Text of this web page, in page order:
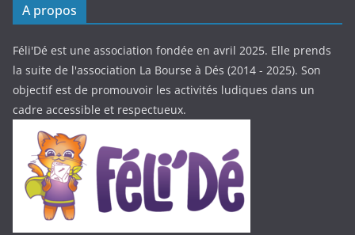
A propos
Féli'Dé est une association fondée en avril 2025. Elle prends
la suite de l'association La Bourse à Dés (2014 - 2025). Son
objectif est de promouvoir les activités ludiques dans un
cadre accessible et respectueux.